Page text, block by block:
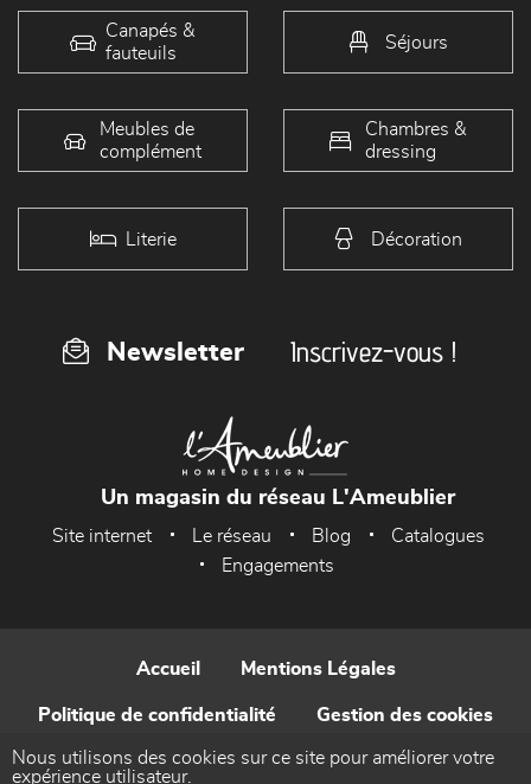
Canapés &
fauteuils
Séjours
Meubles de
complément
Chambres &
dressing
Literie Décoration
Newsletter Inscrivez-vous !
Un magasin du réseau L'Ameublier
Site internet Le réseau Blog
Catalogues
Engagements
Accueil Mentions Légales
Politique de confidentialité Gestion des cookies
Contact
Nous utilisons des cookies sur ce site pour améliorer votre
expérience utilisateur.